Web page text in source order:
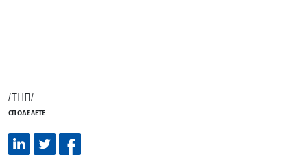
/ТНП/
СПОДЕЛЕТЕ